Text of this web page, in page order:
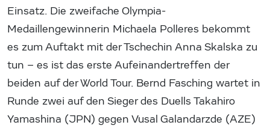
Einsatz. Die zweifache Olympia-
Medaillengewinnerin Michaela Polleres bekommt
es zum Auftakt mit der Tschechin Anna Skalska zu
tun – es ist das erste Aufeinandertreffen der
beiden auf der World Tour. Bernd Fasching wartet in
Runde zwei auf den Sieger des Duells Takahiro
Yamashina (JPN) gegen Vusal Galandarzde (AZE)